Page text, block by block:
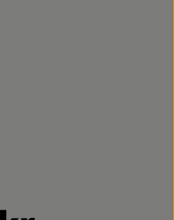
verbraucher
www.oekokiste.de/
lammertzhof/
www.instagram.com/
zu https://www.youtube.com/
Externer Link zu https://